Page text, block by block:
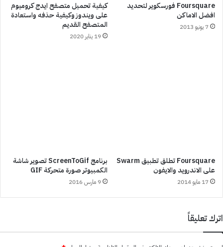
Foursquare فورسكوير لتحديد
افضل الاماكن
7 يونيو 2013
كيفية تحميل متصفح ايدج كروميوم
على ويندوز وكيفية حذفه واستعادة
المتصفح القديم
19 يناير 2020
Foursquare تطلق تطبيق Swarm
على الاندرويد والايفون
17 مايو 2014
برنامج ScreenToGif تصوير شاشة
الكمبيوتر صورة متحركة GIF
9 مارس 2016
اترك تعليقاً